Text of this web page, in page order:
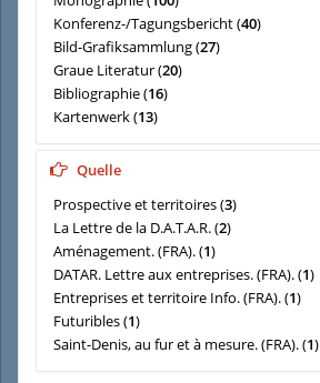
Konferenz-/Tagungsbericht(40)
Bild-Grafiksammlung(27)
Graue Literatur(20)
Bibliographie(16)
Kartenwerk(13)
Elektronisches Dokument
Quelle
Prospective et territoires(3)
La Lettre de la D.A.T.A.R.(2)
Aménagement. (FRA).(1)
DATAR. Lettre aux entreprises. (FRA).(1)
Entreprises et territoire Info. (FRA).(1)
Futuribles(1)
Saint-Denis, au fur et à mesure. (FRA).(1)